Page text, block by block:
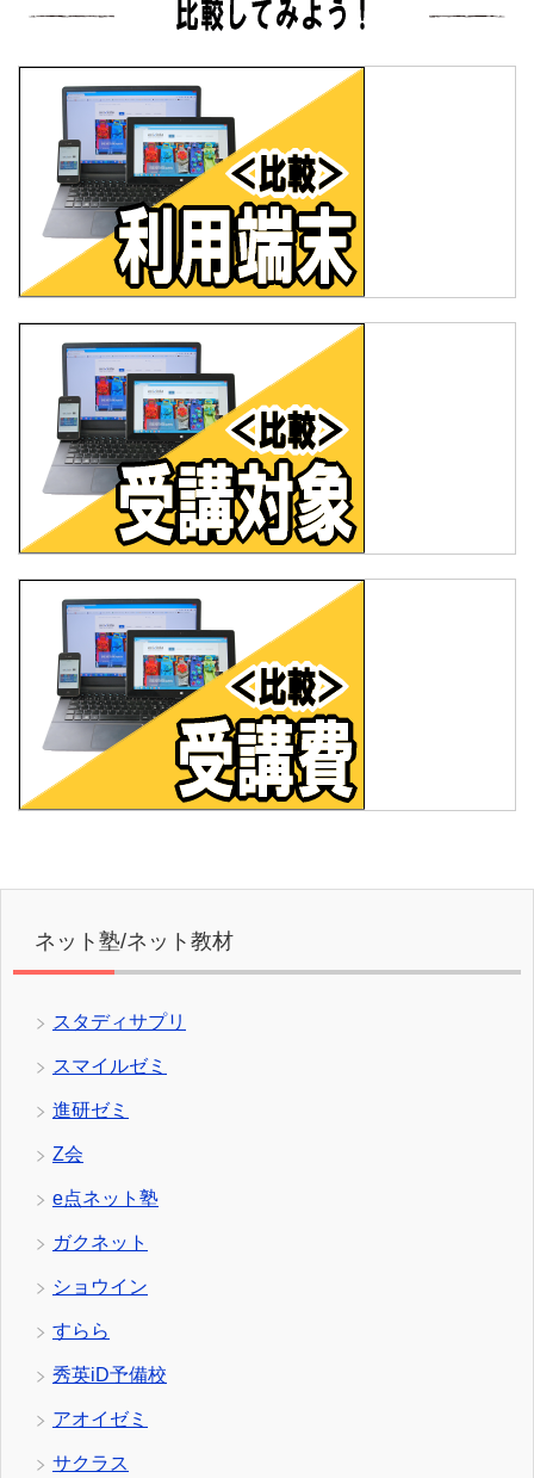
ネット塾/ネット教材
スタディサプリ
スマイルゼミ
進研ゼミ
Z会
e点ネット塾
ガクネット
ショウイン
すらら
秀英iD予備校
アオイゼミ
サクラス